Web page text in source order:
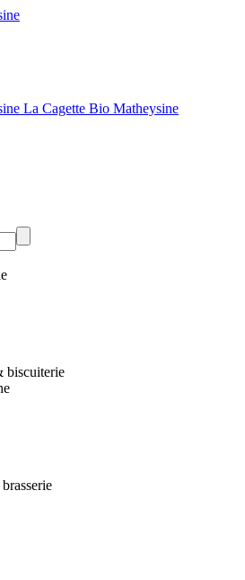
La Cagette Bio Matheysine
biscuiterie